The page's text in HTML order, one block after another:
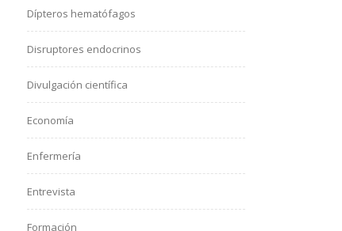
Dípteros hematófagos
Disruptores endocrinos
Divulgación científica
Economía
Enfermería
Entrevista
Formación